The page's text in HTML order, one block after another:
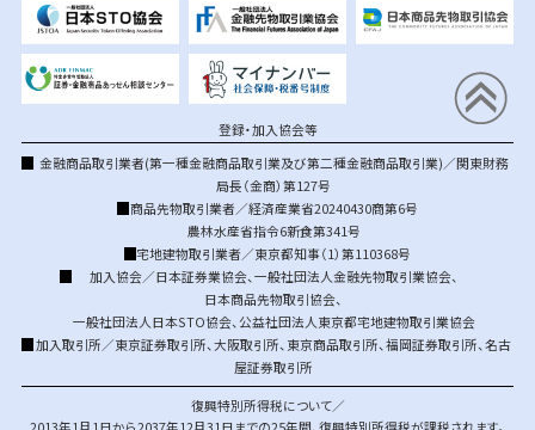
登録・加入協会等
金融商品取引業者(第一種金融商品取引業及び第二種金融商品取引業)／関東財務
局長（金商）第127号
商品先物取引業者／経済産業省20240430商第6号
農林水産省指令6新食第341号
宅地建物取引業者／東京都知事（1）第110368号
加入協会／日本証券業協会、 一般社団法人金融先物取引業協会、
日本商品先物取引協会、
一般社団法人日本STO協会、 公益社団法人東京都宅地建物取引業協会
加入取引所／東京証券取引所、大阪取引所、 東京商品取引所、福岡証券取引所、名古
屋証券取引所
復興特別所得税について／